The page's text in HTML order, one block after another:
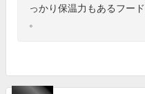
っかり保温力もあるフー
。